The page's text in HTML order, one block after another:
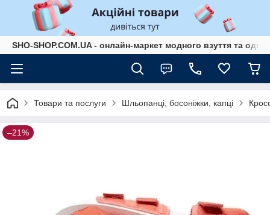
SHO-SHOP.COM.UA - онлайн-маркет модного взуття та
Товари та послуги Шльопанці, босоніжки, капці
–21%